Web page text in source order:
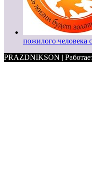
пожилого человека
PRAZDNIKSON |